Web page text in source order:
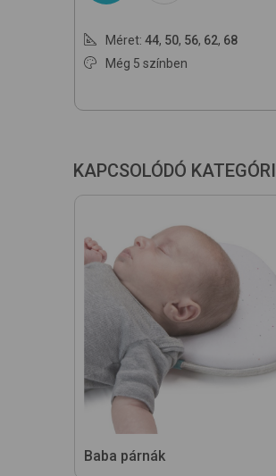
Méret: 44, 50, 56, 62, 68
Még 5 színben
KAPCSOLÓDÓ
Baba párnák